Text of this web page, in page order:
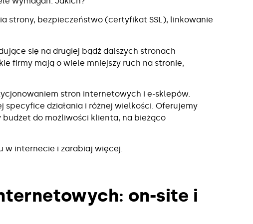
strony, bezpieczeństwo (certyfikat SSL), linkowanie
się na drugiej bądź dalszych stronach
firmy mają o wiele mniejszy ruch na stronie,
stron internetowych i e-sklepów.
działania i różnej wielkości. Oferujemy
do możliwości klienta, na bieżąco
w internecie i zarabiaj więcej.
on-site i